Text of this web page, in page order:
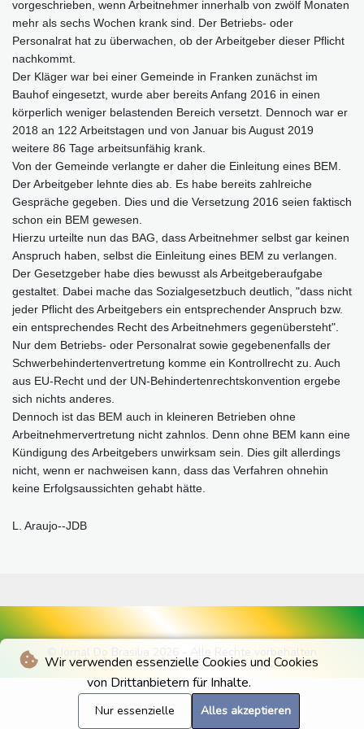
Wir verwenden essenzielle Cookies und Cookies
von Drittanbietern für Inhalte.
Nur essenzielle Alles akzeptieren
vorgeschrieben, wenn Arbeitnehmer innerhalb von zwölf Monaten
mehr als sechs Wochen krank sind. Der Betriebs- oder
Personalrat hat zu überwachen, ob der Arbeitgeber dieser Pflicht
nachkommt.
Der Kläger war bei einer Gemeinde in Franken zunächst im
Bauhof eingesetzt, wurde aber bereits Anfang 2016 in einen
körperlich weniger belastenden Bereich versetzt. Dennoch war er
2018 an 122 Arbeitstagen und von Januar bis August 2019
weitere 86 Tage arbeitsunfähig krank.
Von der Gemeinde verlangte er daher die Einleitung eines BEM.
Der Arbeitgeber lehnte dies ab. Es habe bereits zahlreiche
Gespräche gegeben. Dies und die Versetzung 2016 seien faktisch
schon ein BEM gewesen.
Hierzu urteilte nun das BAG, dass Arbeitnehmer selbst gar keinen
Anspruch haben, selbst die Einleitung eines BEM zu verlangen.
Der Gesetzgeber habe dies bewusst als Arbeitgeberaufgabe
gestaltet. Dabei mache das Sozialgesetzbuch deutlich, "dass nicht
jeder Pflicht des Arbeitgebers ein entsprechender Anspruch bzw.
ein entsprechendes Recht des Arbeitnehmers gegenübersteht".
Nur dem Betriebs- oder Personalrat sowie gegebenenfalls der
Schwerbehindertenvertretung komme ein Kontrollrecht zu. Auch
aus EU-Recht und der UN-Behindertenrechtskonvention ergebe
sich nichts anderes.
Dennoch ist das BEM auch in kleineren Betrieben ohne
Arbeitnehmervertretung nicht zahnlos. Denn ohne BEM kann eine
Kündigung des Arbeitgebers unwirksam sein. Dies gilt allerdings
nicht, wenn er nachweisen kann, dass das Verfahren ohnehin
keine Erfolgsaussichten gehabt hätte.
L. Araujo--JDB
© Jornal Do Brasilia 2026 - Alle Rechte vorbehalten